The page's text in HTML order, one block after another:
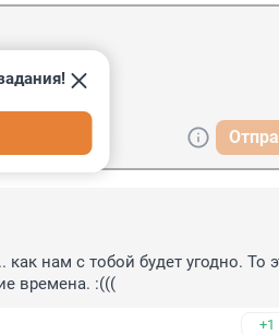
нам с тобой будет угодно. То
времена. :(((
+1